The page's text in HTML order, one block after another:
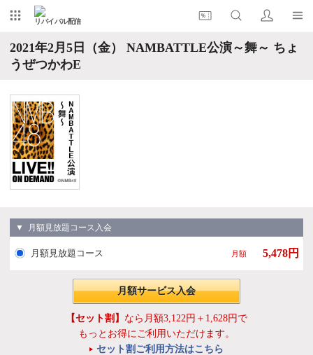
リバイバル配信
2021年2月5日（金） NAMBATTLE公演～舞～ ちょ
うぜつかわE
▼ 月額見放題コース入会
月額見放題コース 月額 5,478円
月額サービス入会
【セット割】 なら月額3,122円＋1,628円で
もっとお得にご利用いただけます。
セット割ご利用方法はこちら